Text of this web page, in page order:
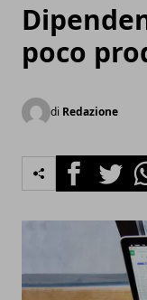
poco
di Redazione
FacebookTwitter